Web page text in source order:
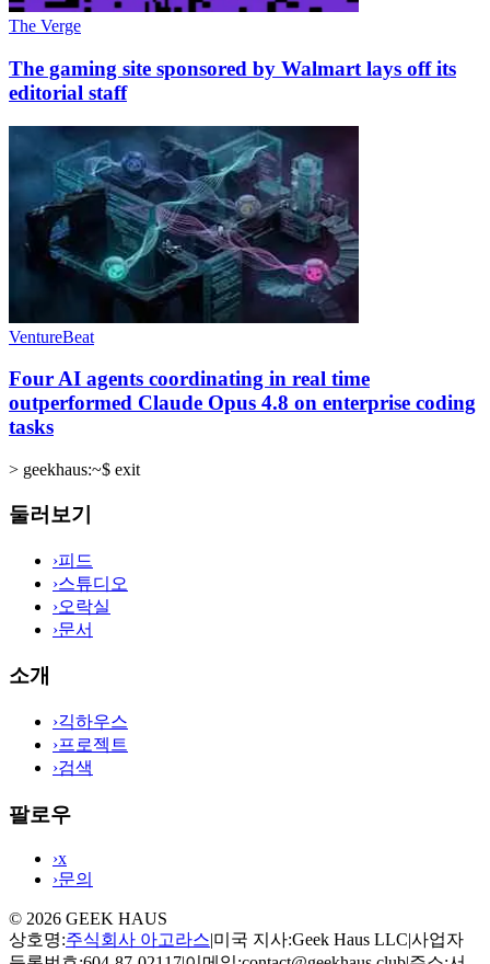
The Verge
The gaming site sponsored by Walmart lays off its
editorial staff
VentureBeat
Four AI agents coordinating in real time
outperformed Claude Opus 4.8 on enterprise coding
tasks
> geekhaus:~$ exit
둘러보기
›피드
›스튜디오
›오락실
›문서
소개
›긱하우스
›프로젝트
›검색
팔로우
›x
›문의
© 2026 GEEK HAUS
상호명:주식회사 아고라스|미국 지사:Geek Haus LLC|사업자